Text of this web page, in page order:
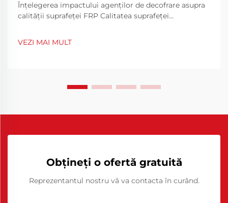
Înțelegerea impactului agenților de decofrare asupra
calității suprafeței FRP Calitatea suprafeței
decofrare pentru FRP sunt componente
VEZI MAI MULT
Obțineți o ofertă gratuită
Reprezentantul nostru vă va contacta în curând.